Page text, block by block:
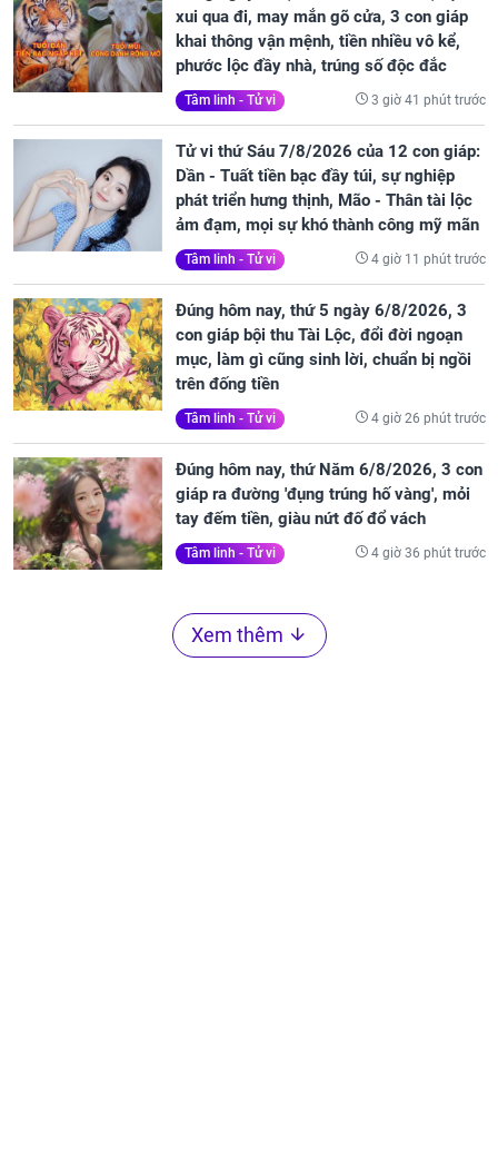
xui qua đi, may mắn gõ cửa, 3 con giáp
khai thông vận mệnh, tiền nhiều vô kể,
phước lộc đầy nhà, trúng số độc đắc
Tâm linh - Tử vi 3 giờ 41 phút trước
Tử vi thứ Sáu 7/8/2026 của 12 con giáp:
Dần - Tuất tiền bạc đầy túi, sự nghiệp
phát triển hưng thịnh, Mão - Thân tài lộc
ảm đạm, mọi sự khó thành công mỹ mãn
Tâm linh - Tử vi 4 giờ 11 phút trước
Đúng hôm nay, thứ 5 ngày 6/8/2026, 3
con giáp bội thu Tài Lộc, đổi đời ngoạn
mục, làm gì cũng sinh lời, chuẩn bị ngồi
trên đống tiền
Tâm linh - Tử vi 4 giờ 26 phút trước
Đúng hôm nay, thứ Năm 6/8/2026, 3 con
giáp ra đường 'đụng trúng hố vàng', mỏi
tay đếm tiền, giàu nứt đố đổ vách
Tâm linh - Tử vi 4 giờ 36 phút trước
Xem thêm